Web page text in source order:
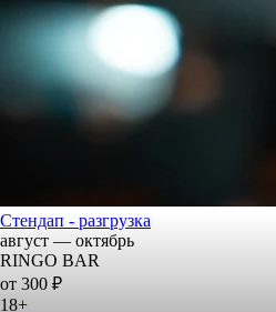
Стендап - разгрузка
август — октябрь
RINGO BAR
от 300 ₽
18+